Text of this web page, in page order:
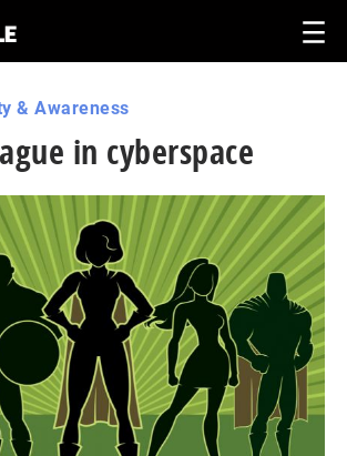
& Awareness
in cyberspace